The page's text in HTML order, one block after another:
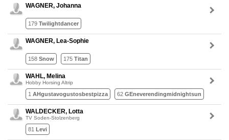
WAGNER, Johanna
179 Twilightdancer
WAGNER, Lea-Sophie
158 Snow 175 Titan
WAHL, Melina
Hobby Horsing Altrip
1 AHgustavogustosbestpizza 62 GEneverendingmidnightsun
WALDECKER, Lotta
TV Soden-Stolzenberg
81 Levi